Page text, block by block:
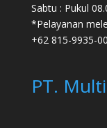
Sabtu : Pukul
*Pelayanan
+62 815-9935-
PT.